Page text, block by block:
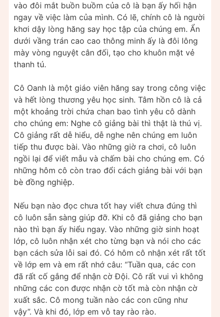
vào đôi mắt buồn buồm của cô là bạn ấy hối hận
ngay về việc làm của mình. Có lẽ, chính cô là người
khơi dậy lòng hăng say học tập của chúng em. Ẩn
dưới vầng trán cao cao thông minh ấy là đôi lông
mày vòng nguyệt cân đối, tạo cho khuôn mặt vẻ
thanh tú.
Cô Oanh là một giáo viên hăng say trong công việc
và hết lòng thương yêu học sinh. Tâm hồn cô là cả
một khoảng trời chứa chan bao tình yêu cô dành
cho chúng em: Nghe cô giảng bài thì thật là thú vị.
Cô giảng rất dễ hiểu, dễ nghe nên chúng em luôn
tiếp thu được bài. Vào những giờ ra chơi, cô luôn
ngồi lại để viết mẫu và chấm bài cho chúng em. Có
những hôm cô còn trao đổi cách giảng bài với bạn
bè đồng nghiệp.
Nếu bạn nào đọc chưa tốt hay viết chưa đúng thì
cô luôn sẵn sàng giúp đỡ. Khi cô đã giảng cho bạn
nào thì bạn ấy hiểu ngay. Vào những giờ sinh hoạt
lớp, cô luôn nhận xét cho từng bạn và nói cho các
bạn cách sửa lỗi sai đó. Có hôm cô nhận xét rất tốt
về lớp em và em rất nhớ câu: “Tuần qua, các con
đã rất cố gắng để nhận cờ Đội. Cô rất vui vì không
những các con được nhận cờ tốt mà còn nhận cờ
xuất sắc. Cô mong tuần nào các con cũng như
vậy”. Và khi đó, lớp em vỗ tay rào rào.